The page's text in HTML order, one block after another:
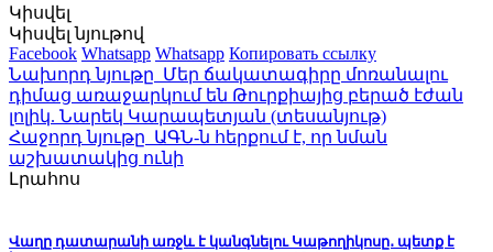
Կիսվել
Կիսվել նյութով
Facebook Whatsapp Whatsapp Копировать ссылку
Նախորդ նյութը Մեր ճակատագիրը մոռանալու
դիմաց առաջարկում են Թուրքիայից բերած էժան
լոլիկ. Նարեկ Կարապետյան (տեսանյութ)
Հաջորդ նյութը ԱԳՆ-ն հերքում է, որ նման
աշխատակից ունի
Լրահոս
Վաղը դատարանի առջև է կանգնելու Կաթողիկոսը․ պետք է